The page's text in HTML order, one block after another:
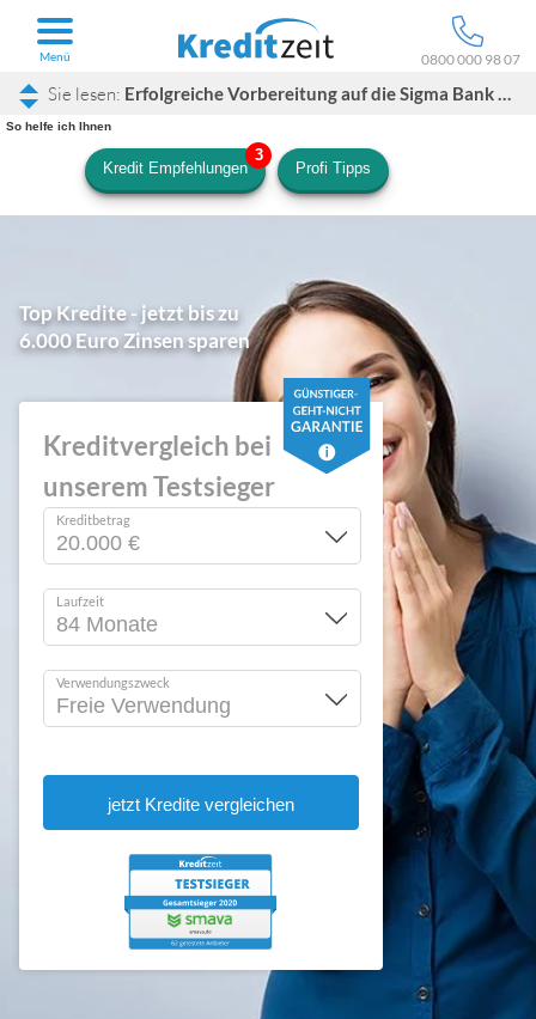
Menü 0800 000 98 07
Erfolgreiche Vorbereitung auf die Sigma Bank finale Prüfung
So helfe ich Ihnen
Kredit Empfehlungen Profi Tipps
Top Kredite - jetzt bis zu
6.000 Euro Zinsen sparen
Kreditvergleich bei
unserem Testsieger
Kreditbetrag
Laufzeit
Verwendungszweck
jetzt Kredite vergleichen